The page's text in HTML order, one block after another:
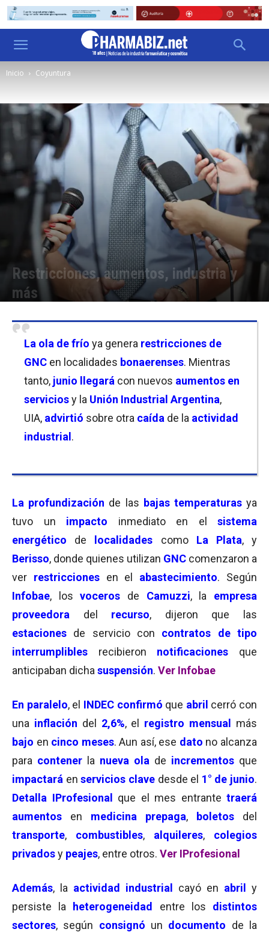
Inicio Coyuntura
Restricciones, aumentos, industria y
más
La ola de frío ya genera restricciones de
GNC en localidades bonaerenses. Mientras
tanto, junio llegará con nuevos aumentos en
serviciosy la Unión Industrial Argentina,
UIA, advirtió sobre otra caída de la actividad
industrial .
La profundización de las bajas temperaturas ya
tuvo un impacto inmediato en el sistema
energético
de localidades como La Plata, y
Berisso, donde quienes utilizan GNC comenzaron a
ver restricciones en el abastecimiento. Según
Infobae, losvoceros de Camuzzi, la empresa
proveedora
del recurso, dijeron que las
estaciones de servicio con contratos de tipo
interrumplibles recibieron notificaciones
que
anticipaban dicha suspensión. Ver Infobae
En paralelo, el INDEC confirmó que abril cerró con
una inflación del 2,6%, el registro mensual
más
bajo en cinco meses. Aun así, ese dato no alcanza
para contener la nueva ola de incrementos que
impactará enservicios clave desde el 1° de junio.
Detalla IProfesional
que el mes entrante traerá
aumentos
en medicina prepaga, boletos
del
transporte, combustibles, alquileres, colegios
privadosy peajes, entre otros. Ver IProfesional
Además, la actividad industrial cayó en abril
y
persiste la
heterogeneidad entre los distintos
sectores, según consignó un documento de la